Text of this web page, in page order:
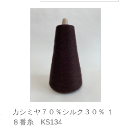
カシミヤ７０％シルク３０％ １
８番糸 KS134